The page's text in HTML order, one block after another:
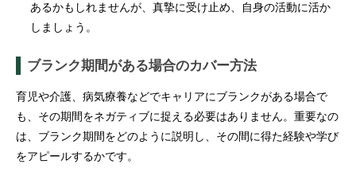
あるかもしれませんが、真摯に受け止め、自身の活動に活か
しましょう。
ブランク期間がある場合のカバー方法
育児や介護、病気療養などでキャリアにブランクがある場合で
も、その期間をネガティブに捉える必要はありません。重要なの
は、ブランク期間をどのように説明し、その間に得た経験や学び
をアピールするかです。